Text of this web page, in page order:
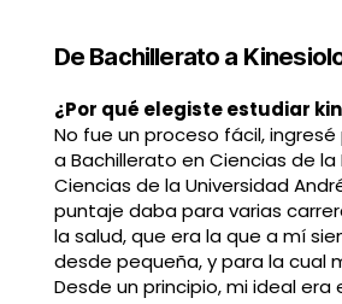
De Bachillerato a
¿Por qué elegiste estudiar
No fue un proceso fácil,
a Bachillerato en Ciencias de
Ciencias de la Universidad
puntaje daba para varias
la salud, que era la que a mí
desde pequeña, y para la cual
Desde un principio, mi ideal era